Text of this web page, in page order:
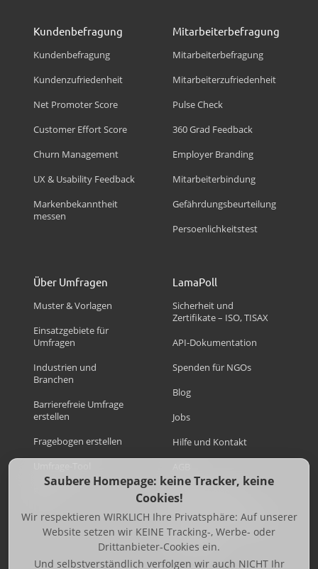
Kundenbefragung
Kundenbefragung
Kundenzufriedenheit
Net Promoter Score
Customer Effort Score
Churn Management
UX & Usability Feedback
Markenbekanntheit
messen
Mitarbeiterbefragung
Mitarbeiterbefragung
Mitarbeiterzufriedenheit
Pulse Check
360 Grad Feedback
Employer Branding
Mitarbeiterbindung
Gefährdungsbeurteilung
Persoenlichkeitstest
Über Umfragen
Muster & Vorlagen
Einsatzgebiete für
Umfragen
Industrien und
Branchen
Barrierefreie Umfrage
erstellen
Fragebogen erstellen
LamaPoll
Sicherheit und
Zertifikate – ISO, TISAX
API-Dokumentation
Spenden für NGOs
Blog
Jobs
Hilfe und Kontakt
Code of Conduct
Datenschutzerklärung
Impressum
Saubere Homepage: keine Tracker, keine
Cookies!
Wir respektieren WIRKLICH Ihre Privatsphäre: Auf unserer
Website setzen wir KEINE Tracking-, Werbe- oder
Drittanbieter-Cookies ein.
Und selbstverständlich verfolgen wir auch NICHT Ihr